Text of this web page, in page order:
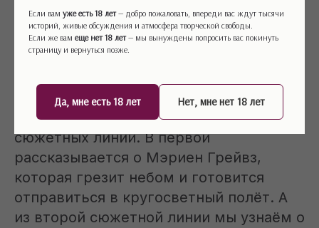
Если вам уже есть 18 лет— добро пожаловать, впереди вас ждут тысячи
историй, живые обсуждения и атмосфера творческой свободы.
Если же вам еще нет 18 лет— мы вынуждены попросить вас покинуть
страницу и вернуться позже.
Да, мне есть 18 лет Нет, мне нет 18 лет
Роман состоит из двух параллельных
сюжетных линий. В первой
рассказывается о Мэриен Грейвз,
которая грезит небом и готовится
отправиться в кругосветный полёт. А
из второй сюжетной линии мы узнаём о